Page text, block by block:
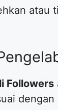
Followers